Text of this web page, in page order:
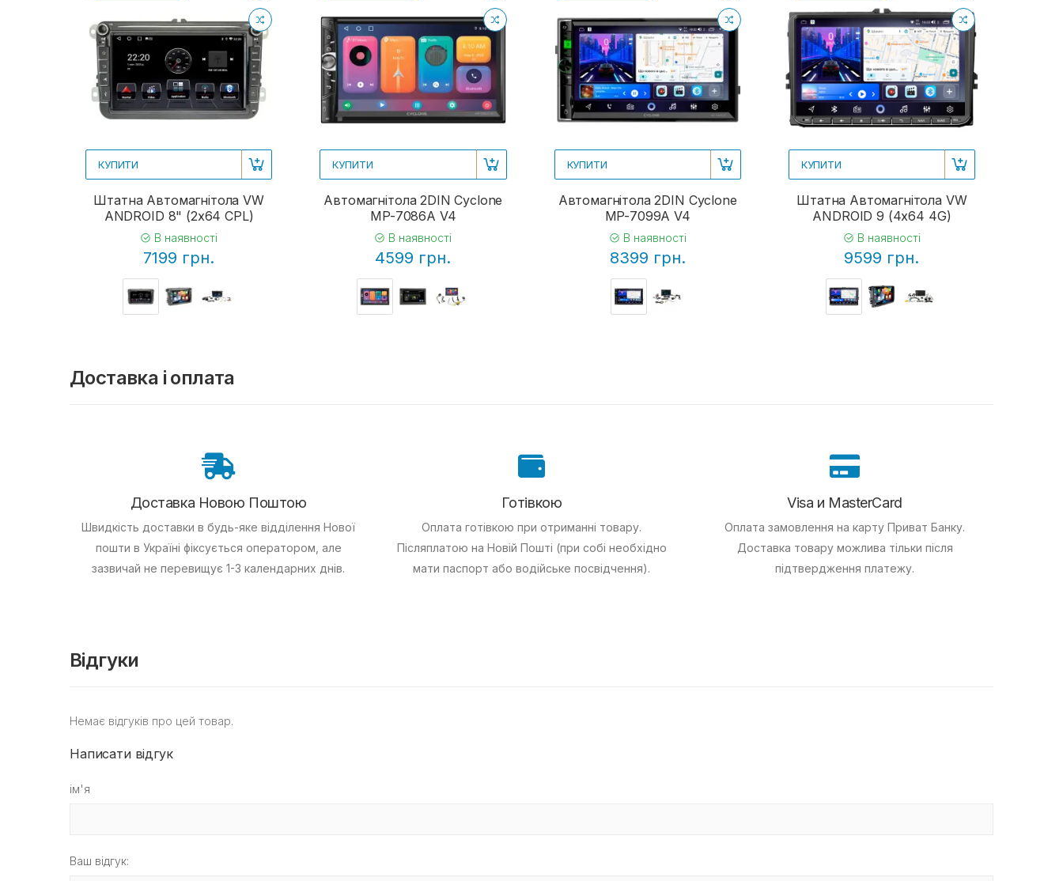
КУПИТИ
Штатна Автомагнітола VW
ANDROID 8" (2x64 CPL)
В наявності
7199 грн.
КУПИТИ
Автомагнітола 2DIN Cyclone
MP-7086A V4
В наявності
4599 грн.
КУПИТИ
Автомагнітола 2DIN Cyclone
MP-7099A V4
В наявності
8399 грн.
КУПИТИ
Штатна Автомагнітола VW
ANDROID 9 (4x64 4G)
В наявності
9599 грн.
Доставка і оплата
Доставка Новою Поштою
Швидкість доставки в будь-яке відділення Нової
пошти в Україні фіксується оператором, але
зазвичай не перевищує 1-3 календарних днів.
Готівкою
Оплата готівкою при отриманні товару.
Післяплатою на Новій Пошті (при собі необхідно
мати паспорт або водійське посвідчення).
Visa и MasterCard
Оплата замовлення на карту Приват Банку.
Доставка товару можлива тільки після
підтвердження платежу.
Відгуки
Немає відгуків про цей товар.
Написати відгук
ім'я
Ваш відгук: